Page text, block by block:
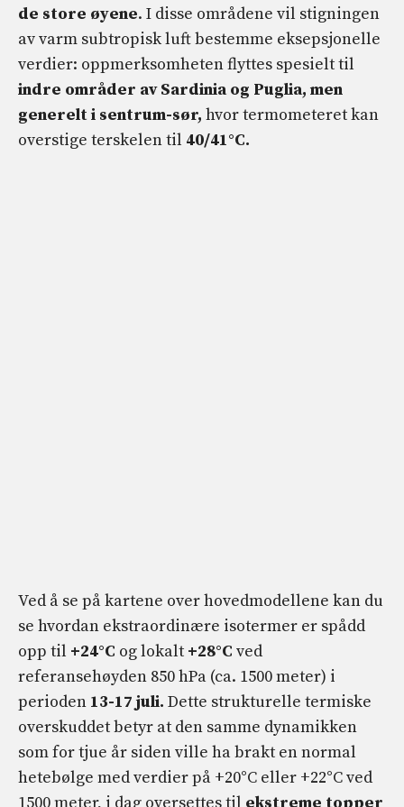
de store øyene. I disse områdene vil stigningen
av varm subtropisk luft bestemme eksepsjonelle
verdier: oppmerksomheten flyttes spesielt til
indre områder av Sardinia og Puglia, men
generelt i sentrum-sør, hvor termometeret kan
overstige terskelen til 40/41°C.
Ved å se på kartene over hovedmodellene kan du
se hvordan ekstraordinære isotermer er spådd
opp til +24°C og lokalt +28°C ved
referansehøyden 850 hPa (ca. 1500 meter) i
perioden 13-17 juli. Dette strukturelle termiske
overskuddet betyr at den samme dynamikken
som for tjue år siden ville ha brakt en normal
hetebølge med verdier på +20°C eller +22°C ved
1500 meter, i dag oversettes til ekstreme topper